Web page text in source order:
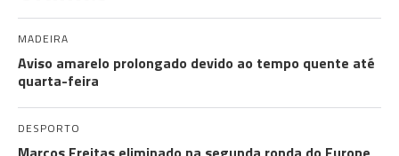
MADEIRA
Aviso amarelo prolongado devido ao tempo quente até
quarta-feira
DESPORTO